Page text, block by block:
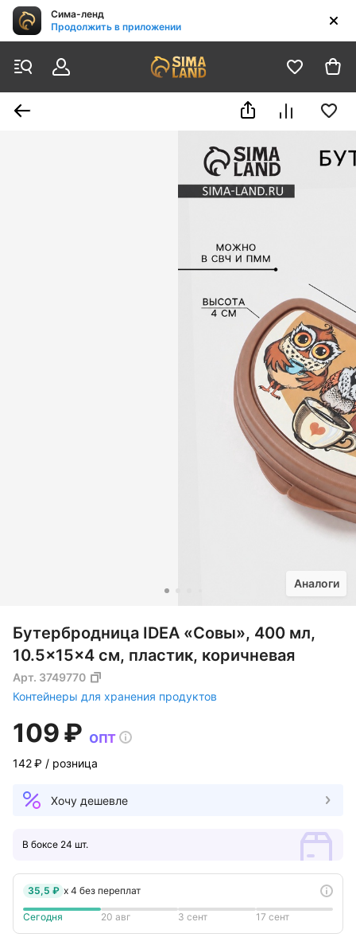
Сима-ленд
Продолжить в приложении
Аналоги
Бутербродница IDEA «Совы», 400 мл,
10.5×15×4 см, пластик, коричневая
Арт. 3749770
Контейнеры для хранения продуктов
109 ₽ опт
142 ₽ / розница
Хочу дешевле
В боксе 24 шт.
35,5 ₽ x 4 без переплат
Сегодня 20 авг 3 сент 17 сент